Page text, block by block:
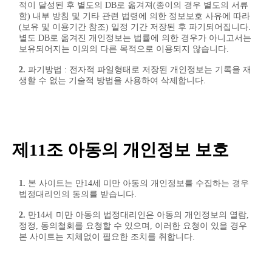
적이 달성된 후 별도의 DB로 옮겨져(종이의 경우 별도의 서류
함) 내부 방침 및 기타 관련 법령에 의한 정보보호 사유에 따라
(보유 및 이용기간 참조) 일정 기간 저장된 후 파기되어집니다.
별도 DB로 옮겨진 개인정보는 법률에 의한 경우가 아니고서는
보유되어지는 이외의 다른 목적으로 이용되지 않습니다.
2. 파기방법 : 전자적 파일형태로 저장된 개인정보는 기록을 재
생할 수 없는 기술적 방법을 사용하여 삭제합니다.
제11조 아동의 개인정보 보호
1. 본 사이트는 만14세 미만 아동의 개인정보를 수집하는 경우
법정대리인의 동의를 받습니다.
2. 만14세 미만 아동의 법정대리인은 아동의 개인정보의 열람,
정정, 동의철회를 요청할 수 있으며, 이러한 요청이 있을 경우
본 사이트는 지체없이 필요한 조치를 취합니다.